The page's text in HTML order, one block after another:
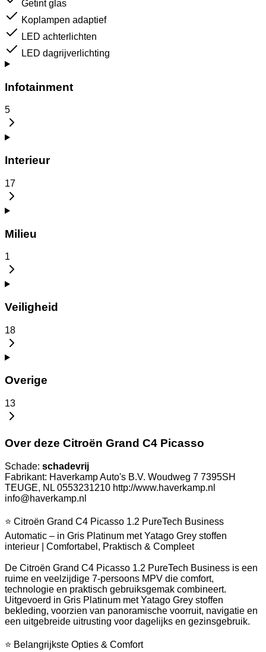
Getint glas
Koplampen adaptief
LED achterlichten
LED dagrijverlichting
Infotainment
5
Interieur
17
Milieu
1
Veiligheid
18
Overige
13
Over deze Citroën Grand C4 Picasso
Schade: schadevrij
Fabrikant: Haverkamp Auto's B.V. Woudweg 7 7395SH
TEUGE, NL 0553231210 http://www.haverkamp.nl
info@haverkamp.nl
⭐ Citroën Grand C4 Picasso 1.2 PureTech Business
Automatic – in Gris Platinum met Yatago Grey stoffen
interieur | Comfortabel, Praktisch & Compleet
De Citroën Grand C4 Picasso 1.2 PureTech Business is een
ruime en veelzijdige 7-persoons MPV die comfort,
technologie en praktisch gebruiksgemak combineert.
Uitgevoerd in Gris Platinum met Yatago Grey stoffen
bekleding, voorzien van panoramische voorruit, navigatie en
een uitgebreide uitrusting voor dagelijks en gezinsgebruik.
⭐ Belangrijkste Opties & Comfort